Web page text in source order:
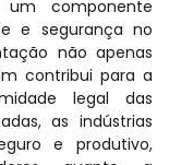
componente
e segurança no
não apenas
contribui para a
legal das
as indústrias
e produtivo,